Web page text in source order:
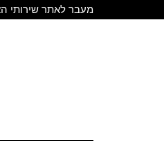
מעבר לאתר שירותי